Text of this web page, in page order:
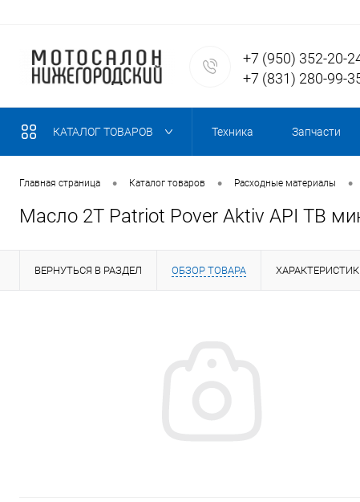
+7 (950) 352-20-
+7 (831) 280-99-
КАТАЛОГ ТОВАРОВ Техника Запчасти
Главная страница • Каталог товаров • Расходные материалы •
Масло 2Т Patriot Pover Aktiv АPI TB
ВЕРНУТЬСЯ В РАЗДЕЛ ОБЗОР ТОВАРА